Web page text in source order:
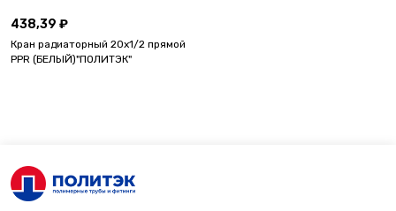
438,39 ₽
Кран радиаторный 20х1/2 прямой
PPR (БЕЛЫЙ)"ПОЛИТЭК"